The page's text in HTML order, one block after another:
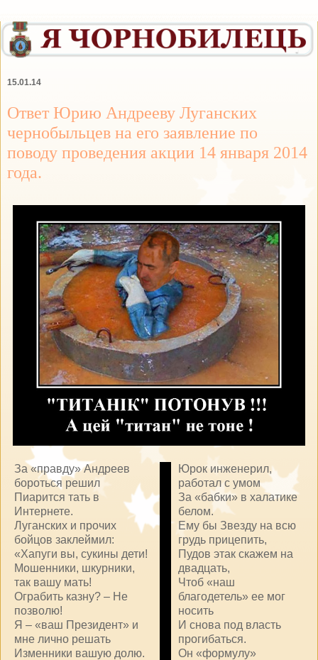
15.01.14
Ответ Юрию Андрееву Луганских
чернобыльцев на его заявление по
поводу проведения акции 14 января 2014
года.
За «правду» Андреев
бороться решил
Пиарится тать в
Интернете.
Луганских и прочих
бойцов заклеймил:
«Хапуги вы, сукины дети!
Мошенники, шкурники,
так вашу мать!
Ограбить казну? – Не
позволю!
Я – «ваш Президент» и
мне лично решать
Изменники вашую долю.
Юрок инженерил,
работал с умом
За «бабки» в халатике
белом.
Ему бы Звезду на всю
грудь прицепить,
Пудов этак скажем на
двадцать,
Чтоб «наш
благодетель» ее мог
носить
И снова под власть
прогибаться.
Он «формулу»